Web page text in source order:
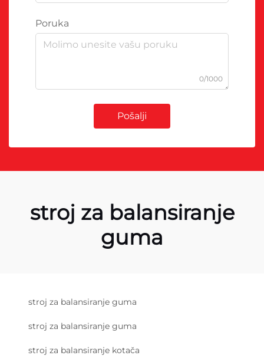
Poruka
0/1000
Pošalji
stroj za balansiranje
guma
stroj za balansiranje guma
stroj za balansiranje guma
stroj za balansiranje kotača